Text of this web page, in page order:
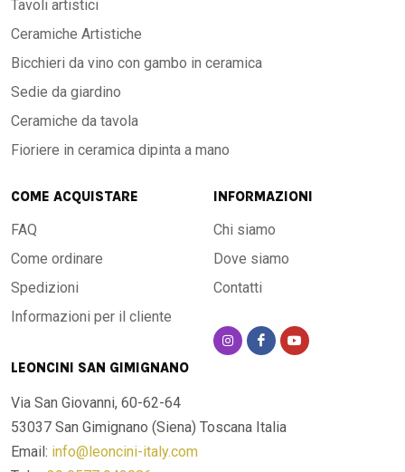
Tavoli artistici
Ceramiche Artistiche
Bicchieri da vino con gambo in ceramica
Sedie da giardino
Ceramiche da tavola
Fioriere in ceramica dipinta a mano
COME ACQUISTARE
FAQ
Come ordinare
Spedizioni
Informazioni per il cliente
INFORMAZIONI
Chi siamo
Dove siamo
Contatti
LEONCINI SAN GIMIGNANO
Via San Giovanni, 60-62-64
53037 San Gimignano (Siena) Toscana Italia
Email: info@leoncini-italy.com